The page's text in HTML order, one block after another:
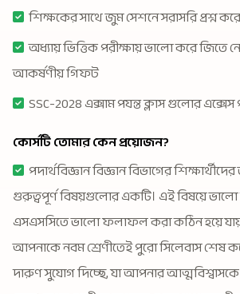
শিক্ষকের সাথে জুম সেশনে সরাসরি প্রশ্ন
অধ্যায় ভিত্তিক পরীক্ষায় ভালো করে জিতে
আকর্ষণীয় গিফট
SSC-2028 এক্সাম পযন্ত ক্লাস গুলোর এক্সেস
কোর্সটি তোমার কেন প্রয়োজন?
পদার্থবিজ্ঞান বিজ্ঞান বিভাগের
গুরুত্বপূর্ণ বিষয়গুলোর একটি। এই বিষয়ে
এসএসসিতে ভালো ফলাফল করা কঠিন হয়ে
আপনাকে নবম শ্রেণীতেই পুরো সিলেবাস শেষ
দারুণ সুযোগ দিচ্ছে, যা আপনার